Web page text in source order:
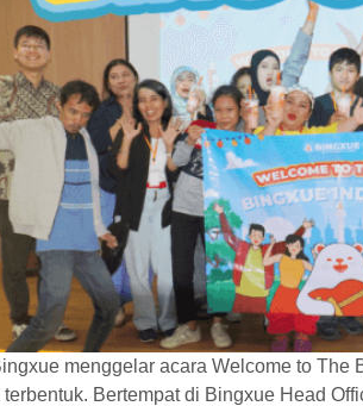
menggelar acara Welcome to
Bertempat di Bingxue Head